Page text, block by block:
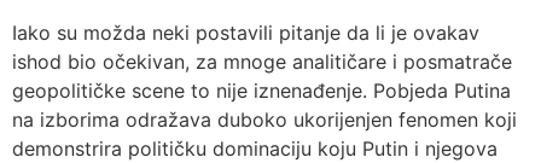
Iako su možda neki postavili pitanje da li je ovakav
ishod bio očekivan, za mnoge analitičare i posmatrače
geopolitičke scene to nije iznenađenje. Pobjeda Putina
na izborima odražava duboko ukorijenjen fenomen koji
demonstrira političku dominaciju koju Putin i njegova